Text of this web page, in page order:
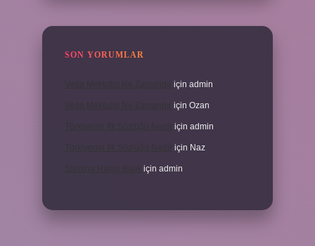
SON YORUMLAR
için admin
için Ozan
için admin
için Naz
için admin